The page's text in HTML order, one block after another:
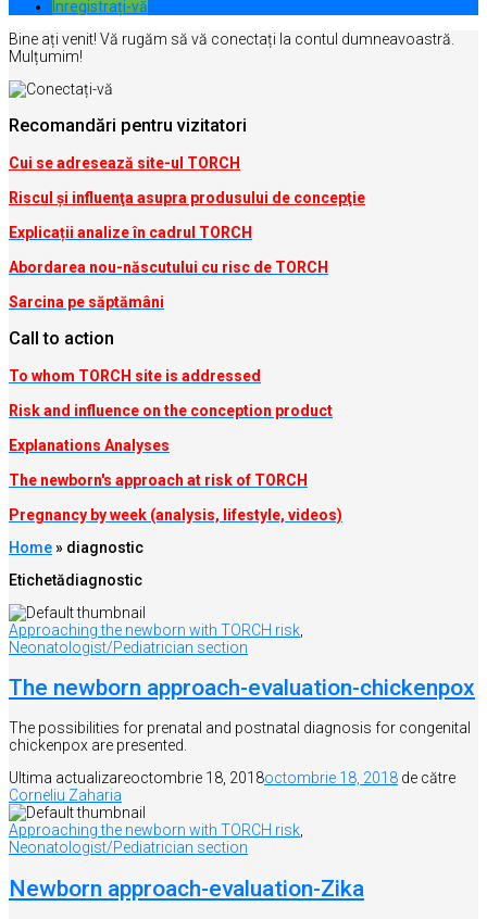
Inregistrați-vă
Bine ați venit! Vă rugăm să vă conectați la contul dumneavoastră.
Mulțumim!
Recomandări pentru vizitatori
Cui se adresează site-ul TORCH
Riscul şi influenţa asupra produsului de concepţie
Explicații analize în cadrul TORCH
Abordarea nou-născutului cu risc de TORCH
Sarcina pe săptămâni
Call to action
To whom TORCH site is addressed
Risk and influence on the conception product
Explanations Analyses
The newborn's approach at risk of TORCH
Pregnancy by week (analysis, lifestyle, videos)
Home» diagnostic
Etichetădiagnostic
Approaching the newborn with TORCH risk
Neonatologist/Pediatrician section
The newborn approach-evaluation-chickenpox
The possibilities for prenatal and postnatal diagnosis for congenital
chickenpox are presented.
Ultima actualizareoctombrie 18, 2018octombrie 18, 2018 de către
Corneliu Zaharia
Approaching the newborn with TORCH risk,
Neonatologist/Pediatrician section
Newborn approach-evaluation-Zika